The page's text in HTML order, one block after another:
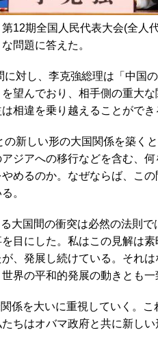
12期全国人民代表大会(全人
問題に答えた。
対し、李克強総理は「中国
望んでおり、相手側の重大な
相違を乗り越えることができ
新しい形の大国関係を築く
ジアへの移行などを含む、何
めるのか。なぜならば、こ
。
大国間の衝突は必然の法則
目にした。私はこの見解は
、発展し続けている。それ
界の平和的発展の動きとも一
係を大いに重視していく。こ
ちはオバマ政府と共に新し